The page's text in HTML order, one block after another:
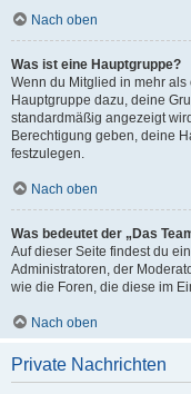
Nach oben
Was ist eine Hauptgruppe?
Wenn du Mitglied in mehr
Hauptgruppe dazu, deine
standardmäßig angezeigt
Berechtigung geben, deine
festzulegen.
Nach oben
Was bedeutet der „Das
Auf dieser Seite findest du
Administratoren, der
wie die Foren, die diese im
Nach oben
Private Nachrichten